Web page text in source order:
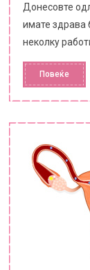
Донесовте
имате здрава
неколку
Повеќе